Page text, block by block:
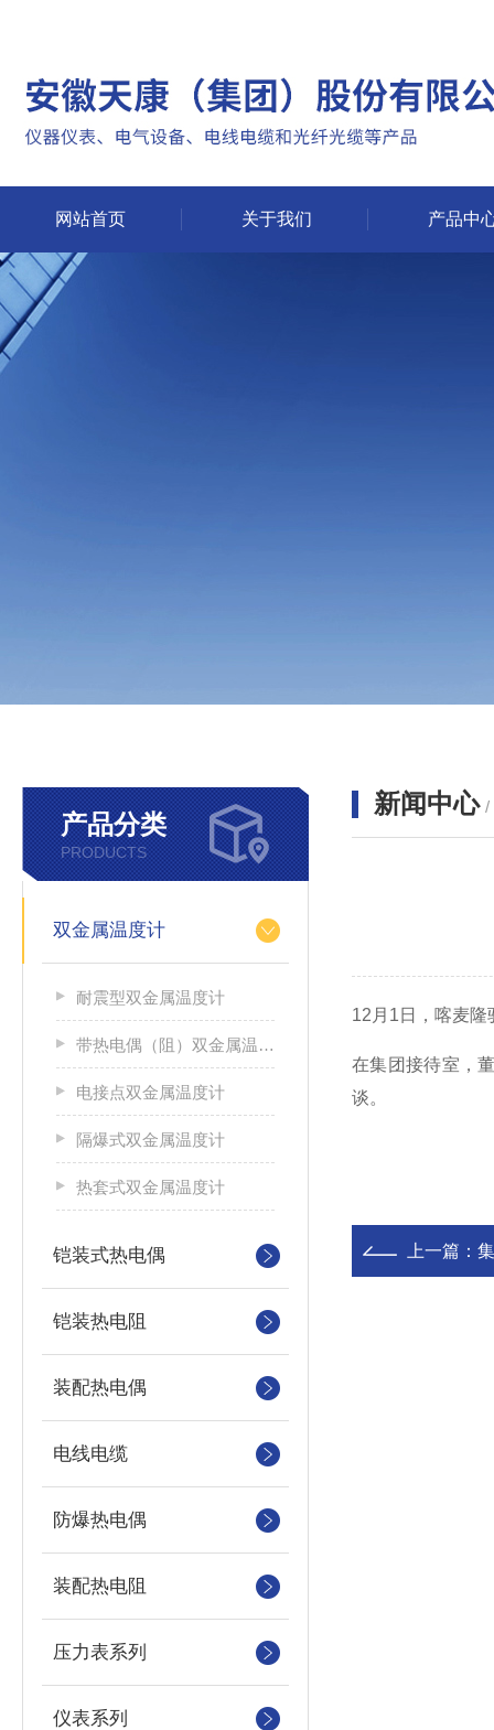
网站首页 关于我们 产品中
产品分类
PRODUCTS
双金属温度计
耐震型双金属温度计
带热电偶（阻）双金属温度计
电接点双金属温度计
隔爆式双金属温度计
热套式双金属温度计
铠装式热电偶
铠装热电阻
装配热电偶
电线电缆
防爆热电偶
装配热电阻
压力表系列
仪表系列
新闻中心 /
12月1日，喀麦隆
在集团接待室，
谈。
上一篇：